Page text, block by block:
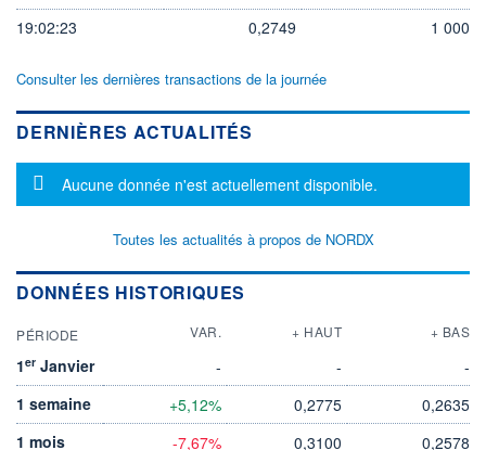
19:02:23
0,2749 1 000
Consulter les dernières transactions de la journée
DERNIÈRES ACTUALITÉS
Message d'information
Aucune donnée n'est actuellement disponible.
Toutes les actualités à propos de NORDX
DONNÉES HISTORIQUES
PÉRIODE VAR. + HAUT + BAS
1er Janvier - -
-
1 semaine
+5,12% 0,2775
0,2635
1 mois
-7,67% 0,3100
0,2578